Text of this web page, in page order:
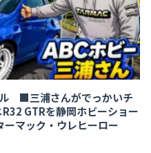
■三浦さんがでっかいチ
GTRを静岡ホビーショー
マック・ウレヒーロー